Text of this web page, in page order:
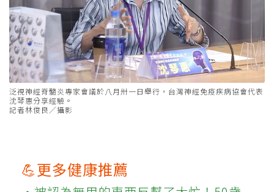
泛視神經脊髓炎專家會議於八月卅一日舉行，台灣神經免疫疾病協會代表
沈琴惠分享經驗。
記者林俊良／攝影
💪更多健康推薦